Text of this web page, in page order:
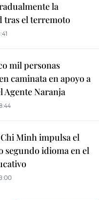
la
tras el terremoto
mil personas
caminata en apoyo a
Agente Naranja
Minh impulsa el
segundo idioma en el